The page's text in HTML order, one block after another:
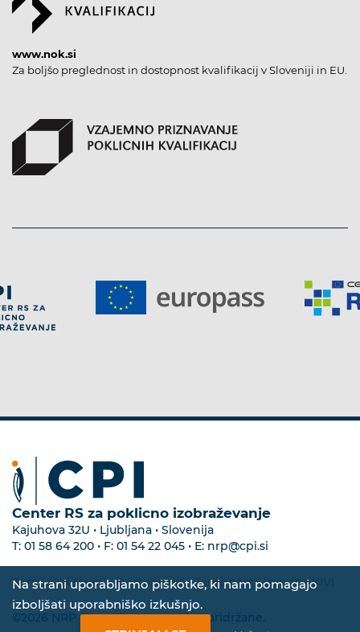
Na strani uporabljamo piškotke, ki nam pomagajo
izboljšati uporabniško izkušnjo.
www.nok.si
Za boljšo preglednost in dostopnost kvalifikacij v Sloveniji in EU.
Center RS za poklicno izobraževanje
Kajuhova 32U • Ljubljana • Slovenija
T: 01 58 64 200 • F: 01 54 22 045 • E: nrp@cpi.si
Zemljevid strani•Dostopnost•Zasebnost •Izvedba KIVI
©2026 NRP Slovenija. Vse pravice pridržane.